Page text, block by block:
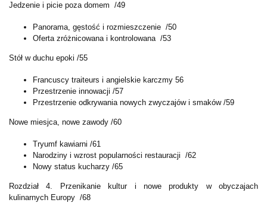
Jedzenie i picie poza domem /49
Panorama, gęstość i rozmieszczenie /50
Oferta zróżnicowana i kontrolowana /53
Stół w duchu epoki /55
Francuscy traiteurs i angielskie karczmy 56
Przestrzenie innowacji /57
Przestrzenie odkrywania nowych zwyczajów i smaków /59
Nowe miesjca, nowe zawody /60
Tryumf kawiarni /61
Narodziny i wzrost popularności restauracji /62
Nowy status kucharzy /65
Rozdział 4. Przenikanie kultur i nowe produkty w obyczajach
kulinarnych Europy /68